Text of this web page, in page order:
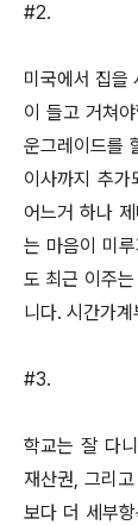
#2.
미국에서 집을
이 들고 거쳐
운그레이드를
이사까지 추
어느거 하나
는 마음이 미
도 최근 이주
니다. 시간가
#3.
학교는 잘 다
재산권, 그리
보다 더 세부